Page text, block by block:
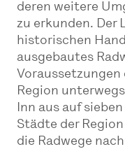
deren weitere
zu erkunden. Der
historischen
ausgebautes
Voraussetzungen
Region
Inn aus auf
Städte der
die Radwege